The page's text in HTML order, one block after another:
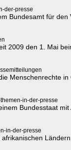
der-presse
Bundesamt für
2009 den 1. Mai
Menschenrechte
in-der-presse
Bundesstaat
in-der-presse